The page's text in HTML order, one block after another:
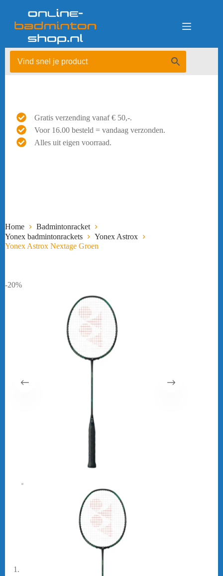
Gratis verzending vanaf € 50,-.
Voor 16.00 besteld = vandaag verzonden.
Alles uit eigen voorraad.
Home
Badmintonracket
Yonex badmintonrackets
Yonex Astrox
Yonex Astrox Nextage Groen
-20%